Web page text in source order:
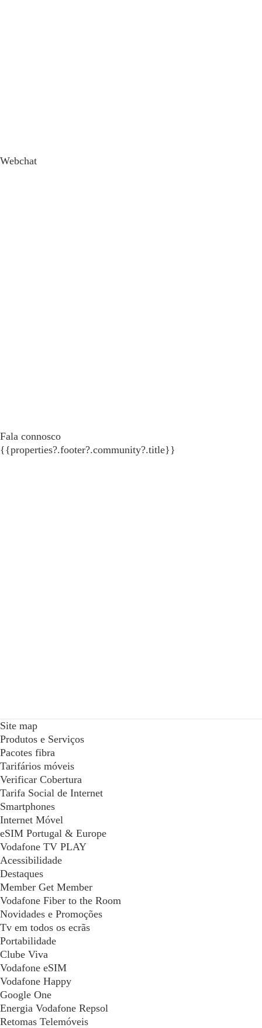
Webchat
Fala connosco
{{properties?.footer?.community?.title}}
Site map
Produtos e Serviços
Pacotes fibra
Tarifários móveis
Verificar Cobertura
Tarifa Social de Internet
Smartphones
Internet Móvel
eSIM Portugal & Europe
Vodafone TV PLAY
Acessibilidade
Destaques
Member Get Member
Vodafone Fiber to the Room
Novidades e Promoções
Tv em todos os ecrãs
Portabilidade
Clube Viva
Vodafone eSIM
Vodafone Happy
Google One
Energia Vodafone Repsol
Retomas Telemóveis